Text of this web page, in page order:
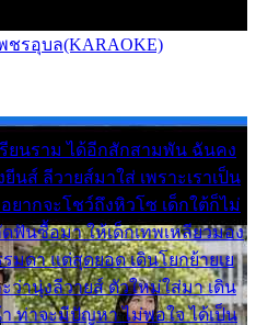
ชรอุบล(KARAOKE)
ยนราม ได้อีกสักสามพัน ฉันคง
นส์ ลีวายส์มาใส่ เพราะเราเป็น
ยากจะโชว์ถึงหิวโซ เด็กใต้ก็ไม่
ฟันซื้อมา ให้เด็กเทพเหลียวมอง
มดา แต่สุดยอด เดินโยกย้ายเย
ว่านุ่งลีวายส์ ตัวใหม่ใส่มา เดิน
ท่าจะมีปัญหา ไม่พอใจ ได้เป็น